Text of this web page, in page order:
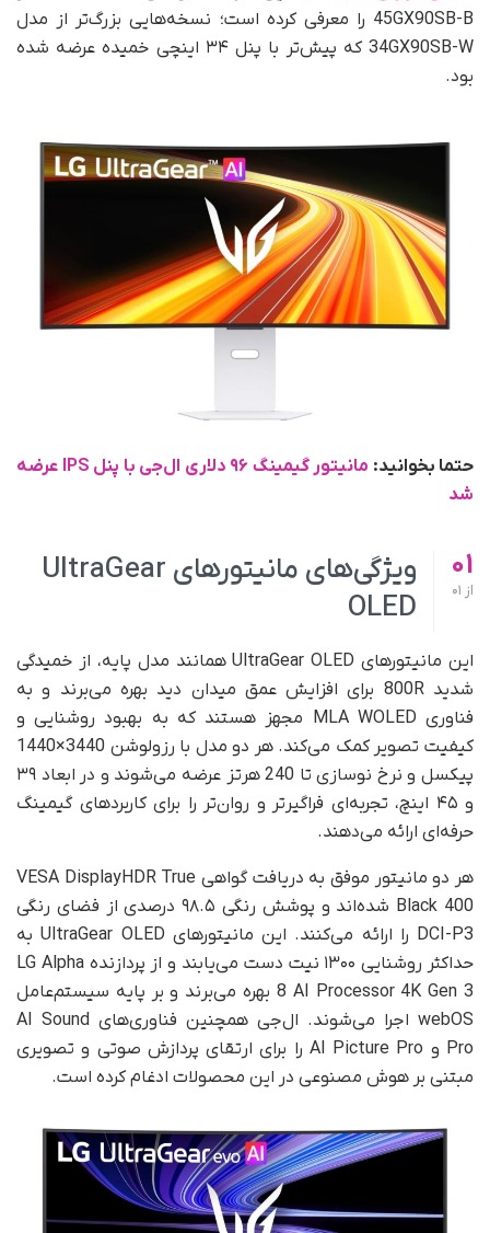
45GX90SB-B را معرفی کرده است؛ نسخه‌هایی بزرگ‌تر از مدل
34GX90SB-W که پیش‌تر با پنل ۳۴ اینچی خمیده عرضه شده
بود.
حتما بخوانید:
مانیتور گیمینگ ۹۶ دلاری ال‌جی با پنل IPS عرضه
شد
01
از
ویژگی‌های مانیتورهای UltraGear
OLED
این مانیتورهای UltraGear OLED همانند مدل پایه، از خمیدگی
شدید 800R برای افزایش عمق میدان دید بهره می‌برند و به
فناوری MLA WOLED مجهز هستند که به بهبود روشنایی و
کیفیت تصویر کمک می‌کند. هر دو مدل با رزولوشن 3440×1440
پیکسل و نرخ نوسازی تا 240 هرتز عرضه می‌شوند و در ابعاد ۳۹
و ۴۵ اینچ، تجربه‌ای فراگیرتر و روان‌تر را برای کاربردهای گیمینگ
حرفه‌ای ارائه می‌دهند.
هر دو مانیتور موفق به دریافت گواهی VESA DisplayHDR True
Black 400 شده‌اند و پوشش رنگی ۹۸.۵ درصدی از فضای رنگی
DCI-P3 را ارائه می‌کنند. این مانیتورهای UltraGear OLED به
حداکثر روشنایی ۱۳۰۰ نیت دست می‌یابند و از پردازنده LG Alpha
8 AI Processor 4K Gen 3 بهره می‌برند و بر پایه سیستم‌عامل
webOS اجرا می‌شوند. ال‌جی همچنین فناوری‌های AI Sound
Pro و AI Picture Pro را برای ارتقای پردازش صوتی و تصویری
مبتنی بر هوش مصنوعی در این محصولات ادغام کرده است.